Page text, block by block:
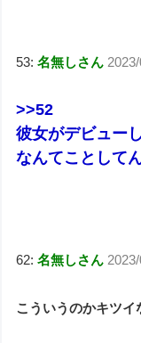
53:名無しさん
>>52
彼女がデビュー
なんてことして
62:名無しさん
こういうのかキツイ